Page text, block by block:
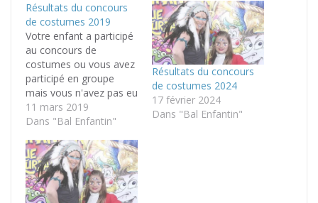
Résultats du concours
de costumes 2019
Votre enfant a participé
au concours de
costumes ou vous avez
participé en groupe
mais vous n'avez pas eu
l'occasion de voir les
résultats. Alors c'est ici
11 mars 2019
Dans "Bal Enfantin"
Résultats du concours
de costumes 2024
17 février 2024
Dans "Bal Enfantin"